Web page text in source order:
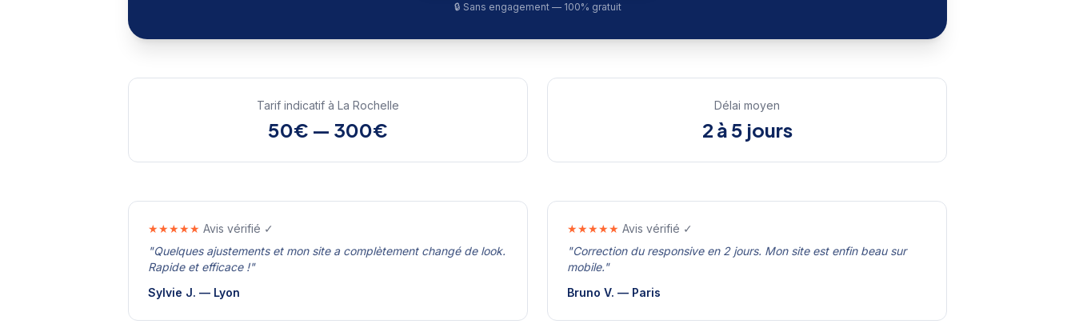
🔒 Sans engagement — 100% gratuit
Tarif indicatif à La Rochelle
50€ — 300€
Délai moyen
2 à 5 jours
★★★★★ Avis vérifié ✓
"Quelques ajustements et mon site a complètement changé de look.
Rapide et efficace !"
Sylvie J. — Lyon
★★★★★ Avis vérifié ✓
"Correction du responsive en 2 jours. Mon site est enfin beau sur
mobile."
Bruno V. — Paris